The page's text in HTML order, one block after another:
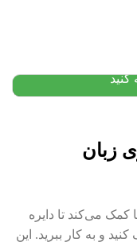
کنید
زبان
کمک می‌کند تا دایره
و به کار ببرید. این